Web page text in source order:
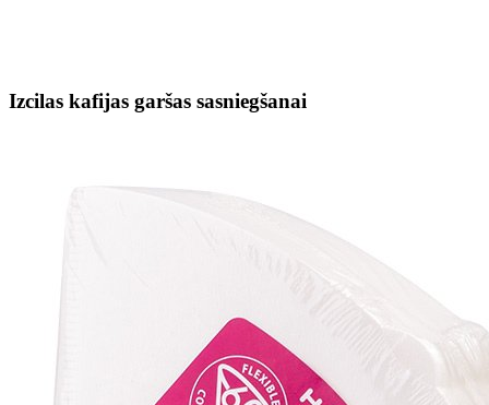
Izcilas kafijas garšas sasniegšanai